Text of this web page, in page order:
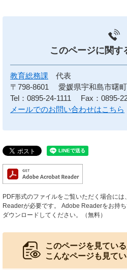
このページに関す
教育総務課
代表
〒798-8601
愛媛県宇和島市曙
Tel：0895-24-1111
Fax：0895-
メールでのお問い合わせはこちら
PDF形式のファイルをご覧いただく場合に
Readerが必要です。
Adobe Readerをお持
ダウンロードしてください。（無料）
このページを見てい
こんなページも見て